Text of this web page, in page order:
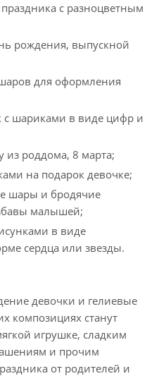
с разноцветным
рождения, выпускной
для оформления
шариками в виде цифр и
из роддома, 8 марта;
на подарок девочке;
шары и бродячие
малышей;
в виде
сердца или звезды.
девочки и гелиевые
композициях станут
игрушке, сладким
и прочим
от родителей и